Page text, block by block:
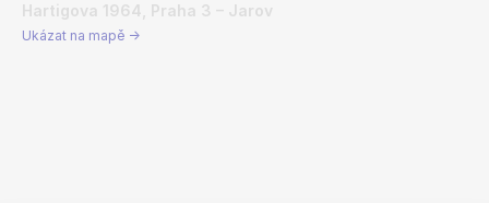
Hartigova 1964, Praha 3 – Jarov
Ukázat na mapě →